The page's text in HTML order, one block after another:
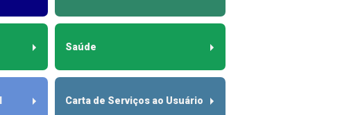
Saúde
Carta de Serviços ao Usuário